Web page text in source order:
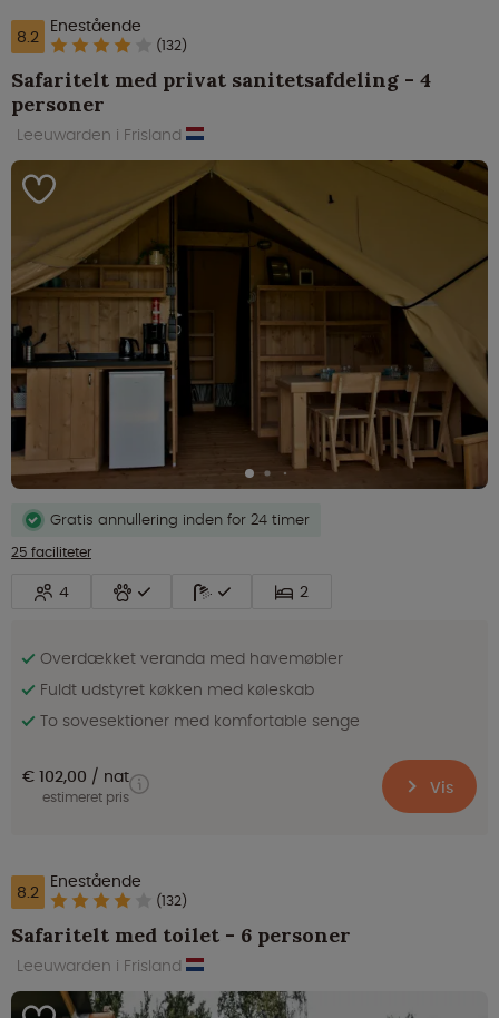
8.2 Enestående
(132)
Safaritelt med privat sanitetsafdeling - 4
personer
Leeuwarden i Frisland
Gratis annullering inden for 24 timer
25 faciliteter
4 2
Overdækket veranda med havemøbler
Fuldt udstyret køkken med køleskab
To sovesektioner med komfortable senge
€ 102,00 nat
estimeret pris Vis
8.2 Enestående
(132)
Safaritelt med toilet - 6 personer
Leeuwarden i Frisland